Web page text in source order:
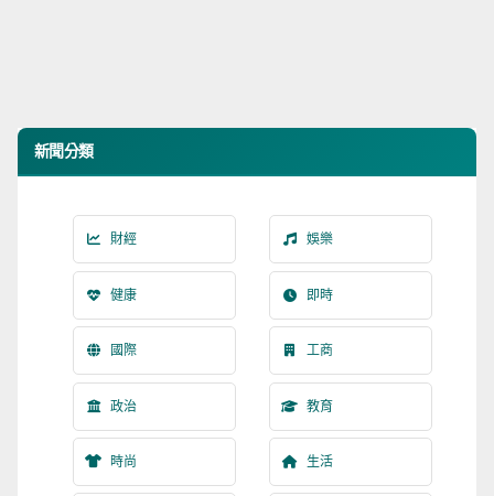
新聞分類
財經 娛樂
健康 即時
國際 工商
政治 教育
時尚 生活